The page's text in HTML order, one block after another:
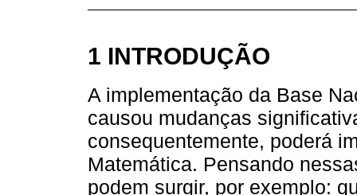
1 INTRODUÇÃO
A implementação da Base
causou mudanças
consequentemente, poderá
Matemática. Pensando
podem surgir, por exemplo: